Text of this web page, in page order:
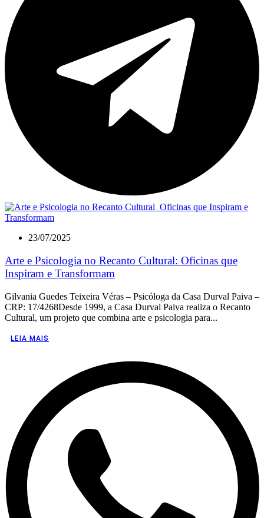
23/07/2025
Arte e Psicologia no Recanto Cultural: Oficinas que
Inspiram e Transformam
Gilvania Guedes Teixeira Véras – Psicóloga da Casa Durval Paiva –
CRP: 17/4268Desde 1999, a Casa Durval Paiva realiza o Recanto
Cultural, um projeto que combina arte e psicologia para...
LEIA MAIS